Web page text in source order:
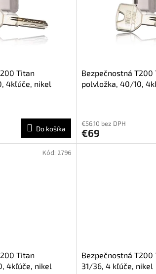
Titan
4kľúče, nikel
Do košíka
Bezpečnostná T200
polvložka, 40/10,
€56,10 bez DPH
€69
Titan
4kľúče, nikel
Kód: 2796
Bezpečnostná T200
31/36, 4 kľúče, nikel